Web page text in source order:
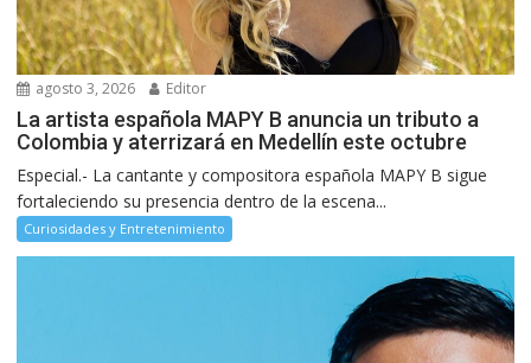
agosto 3, 2026 Editor
La artista española MAPY B anuncia un tributo a
Colombia y aterrizará en Medellín este octubre
Especial.- La cantante y compositora española MAPY B sigue
fortaleciendo su presencia dentro de la escena...
Curiosidades y Entretenimiento